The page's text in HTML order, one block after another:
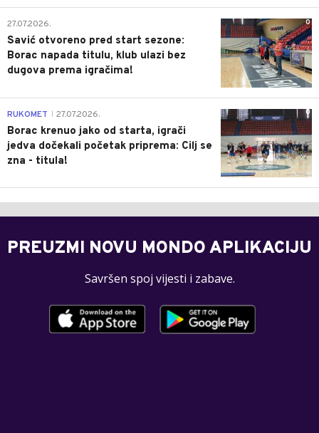
0
27.07.2026.
Savić otvoreno pred start sezone:
Borac napada titulu, klub ulazi bez
dugova prema igračima!
0
RUKOMET 27.07.2026.
Borac krenuo jako od starta, igrači
jedva dočekali početak priprema: Cilj se
zna - titula!
PREUZMI NOVU MONDO APLIKACIJU
Savršen spoj vijesti i zabave.